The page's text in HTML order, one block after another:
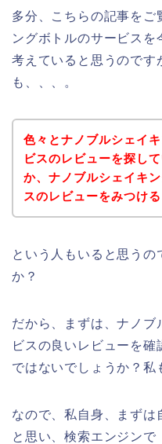
多分、こちらの記事をご
ングボトルのサービスを
考えていると思うのです
も、、、。
色々とナノブルシェイ
ビスのレビューを探し
か、ナノブルシェイキ
スのレビューをみつけ
という人もいると思うの
か？
だから、まずは、ナノブ
ビスの良いレビューを
ではないでしょうか？私
なので、私自身、まずは
と思い、検索エンジンで